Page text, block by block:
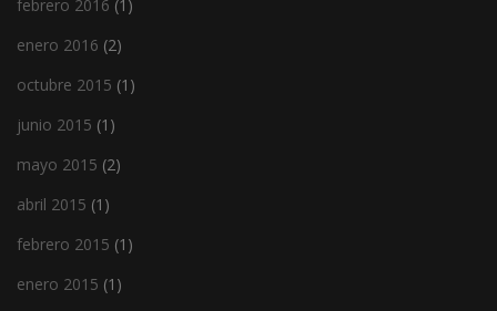
febrero 2016 (1)
enero 2016 (2)
octubre 2015 (1)
junio 2015 (1)
mayo 2015 (2)
abril 2015 (1)
febrero 2015 (1)
enero 2015 (1)